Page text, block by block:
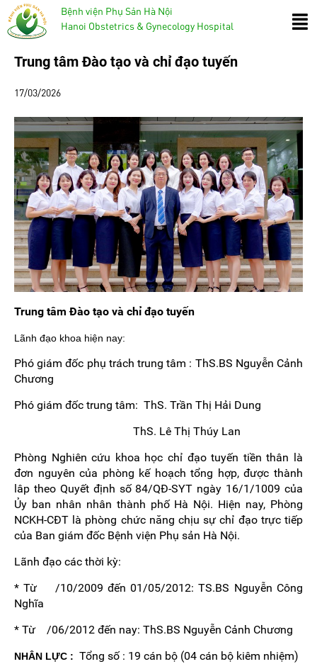
Bệnh viện Phụ Sản Hà Nội
Hanoi Obstetrics & Gynecology Hospital
Trung tâm Đào tạo và chỉ đạo tuyến
17/03/2026
Trung tâm Đào tạo và chỉ đạo tuyến
Lãnh đạo khoa hiện nay:
Phó giám đốc phụ trách trung tâm : ThS.BS Nguyễn Cảnh
Chương
Phó giám đốc trung tâm: ThS. Trần Thị Hải Dung
ThS. Lê Thị Thúy Lan
Phòng Nghiên cứu khoa học chỉ đạo tuyến tiền thân là
đơn nguyên của phòng kế hoạch tổng hợp, được thành
lâp theo Quyết định số 84/QĐ-SYT ngày 16/1/1009 của
Ủy ban nhân nhân thành phố Hà Nội. Hiện nay, Phòng
NCKH-CĐT là phòng chức năng chịu sự chỉ đạo trực tiếp
của Ban giám đốc Bệnh viện Phụ sản Hà Nội.
Lãnh đạo các thời kỳ:
* Từ /10/2009 đến 01/05/2012: TS.BS Nguyễn Công
Nghĩa
* Từ /06/2012 đến nay: ThS.BS Nguyễn Cảnh Chương
NHÂN LỰC : Tổng số : 19 cán bộ (04 cán bộ kiêm nhiệm)